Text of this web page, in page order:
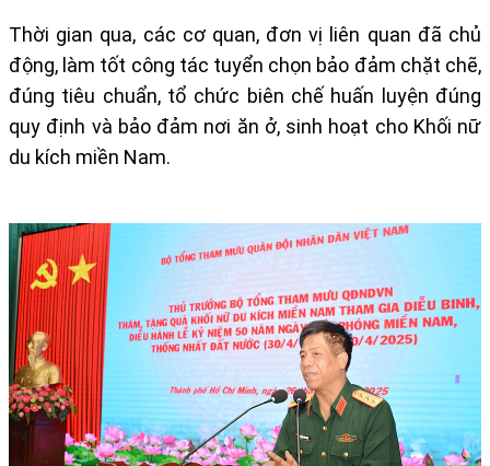
​​Thời gian qua, các cơ quan, đơn vị liên quan đã chủ
động, làm tốt công tác tuyển chọn bảo đảm chặt chẽ,
đúng tiêu chuẩn, tổ chức biên chế huấn luyện đúng
quy định và bảo đảm nơi ăn ở, sinh hoạt cho Khối nữ
du kích miền Nam.